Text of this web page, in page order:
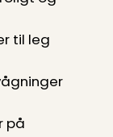
til leg
på